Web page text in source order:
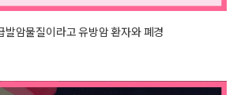
암물질이라고 유방암 환자와 폐경